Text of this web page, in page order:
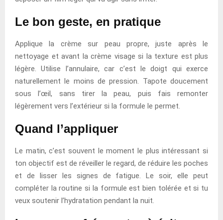
Le bon geste, en pratique
Applique la crème sur peau propre, juste après le
nettoyage et avant la crème visage si la texture est plus
légère. Utilise l’annulaire, car c’est le doigt qui exerce
naturellement le moins de pression. Tapote doucement
sous l’œil, sans tirer la peau, puis fais remonter
légèrement vers l’extérieur si la formule le permet.
Quand l’appliquer
Le matin, c’est souvent le moment le plus intéressant si
ton objectif est de réveiller le regard, de réduire les poches
et de lisser les signes de fatigue. Le soir, elle peut
compléter la routine si la formule est bien tolérée et si tu
veux soutenir l’hydratation pendant la nuit.